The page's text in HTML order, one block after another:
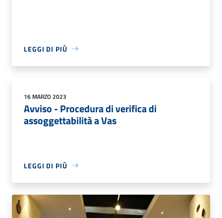
LEGGI DI PIÙ
16 MARZO 2023
Avviso - Procedura di verifica di
assoggettabilità a Vas
LEGGI DI PIÙ